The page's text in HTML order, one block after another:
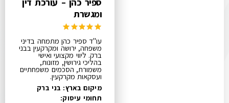
ומגשרת
עו"ד ספיר כהן מתמחה בדיני
משפחה, ירושה ומקרקעין בבני
ברק. ליווי מקצועי ואישי
בהליכי גירושין, מזונות,
משמורת, הסכמים משפחתיים
ועסקאות מקרקעין.
מיקום בארץ: בני ברק
תחומי עיסוק: